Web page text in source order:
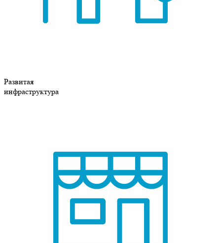
Развитая
инфраструктура